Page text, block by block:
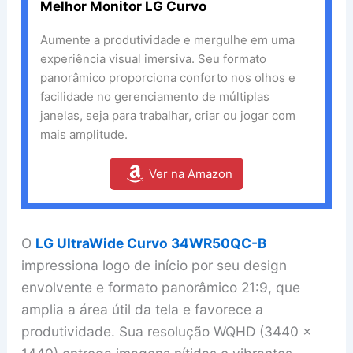
Melhor Monitor LG Curvo
Aumente a produtividade e mergulhe em uma
experiência visual imersiva. Seu formato
panorâmico proporciona conforto nos olhos e
facilidade no gerenciamento de múltiplas
janelas, seja para trabalhar, criar ou jogar com
mais amplitude.
Ver na Amazon
O LG UltraWide Curvo 34WR50QC-B
impressiona logo de início por seu design
envolvente e formato panorâmico 21:9, que
amplia a área útil da tela e favorece a
produtividade. Sua resolução WQHD (3440 x